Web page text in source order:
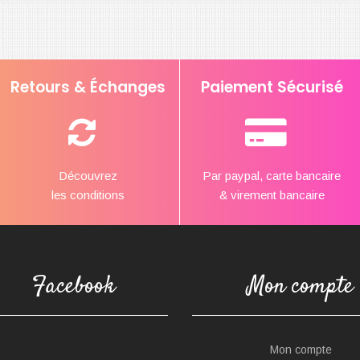
Retours & Échanges
Découvrez
les conditions
Paiement Sécurisé
Par paypal, carte bancaire
& virement bancaire
Facebook Mon compte
Mon compte